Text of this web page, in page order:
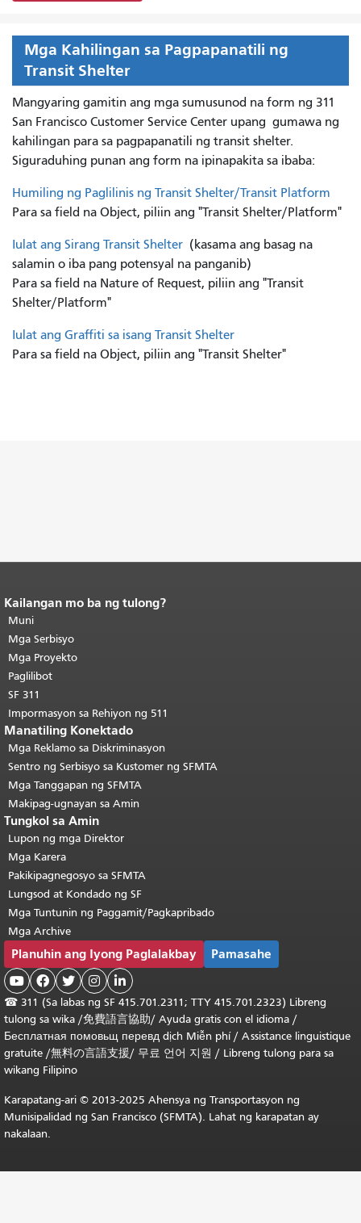
Mga Kahilingan sa Pagpapanatili ng
Transit Shelter
Mangyaring gamitin ang mga sumusunod na form ng 311
San Francisco Customer Service Center upang gumawa ng
kahilingan para sa pagpapanatili ng transit shelter.
Siguraduhing punan ang form na ipinapakita sa ibaba:
Humiling ng Paglilinis ng Transit Shelter/Transit Platform
Para sa field na Object, piliin ang "Transit Shelter/Platform"
Iulat ang Sirang Transit Shelter (kasama ang basag na
salamin o iba pang potensyal na panganib)
Para sa field na Nature of Request, piliin ang "Transit
Shelter/Platform"
Iulat ang Graffiti sa isang Transit Shelter
Para sa field na Object, piliin ang "Transit Shelter"
Katapusan ng nilalaman ng
pahina.
pahinang ito ay nauulit sa bawat
pahina.Bumalik sa tuktok ng
pangunahing nilalaman
Kailangan mo ba ng tulong?
Muni
Mga Serbisyo
Mga Proyekto
Paglilibot
SF 311
Impormasyon sa Rehiyon ng 511
Manatiling Konektado
Mga Reklamo sa Diskriminasyon
Sentro ng Serbisyo sa Kustomer ng SFMTA
Mga Tanggapan ng SFMTA
Makipag-ugnayan sa Amin
Tungkol sa Amin
Lupon ng mga Direktor
Mga Karera
Pakikipagnegosyo sa SFMTA
Lungsod at Kondado ng SF
Mga Tuntunin ng Paggamit/Pagkapribado
Mga Archive
Planuhin ang Iyong Paglalakbay Pamasahe
    
☎ 311 (Sa labas ng SF 415.701.2311; TTY 415.701.2323) Libreng
tulong sa wika /免費語言協助/ Ayuda gratis con el idioma /
Бесплатная помовьщ перевд dịch Miễn phí/ Assistance linguistique
gratuite /無料の言語支援/ 무료 언어 지원 / Libreng tulong para sa
wikang Filipino
Karapatang-ari © 2013-2025 Ahensya ng Transportasyon ng
Munisipalidad ng San Francisco (SFMTA). Lahat ng karapatan ay
nakalaan.